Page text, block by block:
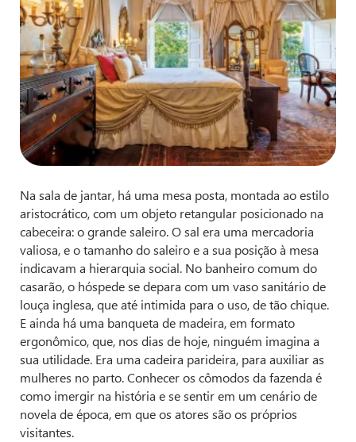
Na sala de jantar, há uma mesa posta, montada ao estilo
aristocrático, com um objeto retangular posicionado na
cabeceira: o grande saleiro. O sal era uma mercadoria
valiosa, e o tamanho do saleiro e a sua posição à mesa
indicavam a hierarquia social. No banheiro comum do
casarão, o hóspede se depara com um vaso sanitário de
louça inglesa, que até intimida para o uso, de tão chique.
E ainda há uma banqueta de madeira, em formato
ergonômico, que, nos dias de hoje, ninguém imagina a
sua utilidade. Era uma cadeira parideira, para auxiliar as
mulheres no parto. Conhecer os cômodos da fazenda é
como imergir na história e se sentir em um cenário de
novela de época, em que os atores são os próprios
visitantes.